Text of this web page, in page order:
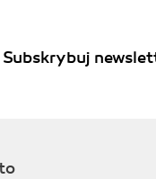
Subskrybuj